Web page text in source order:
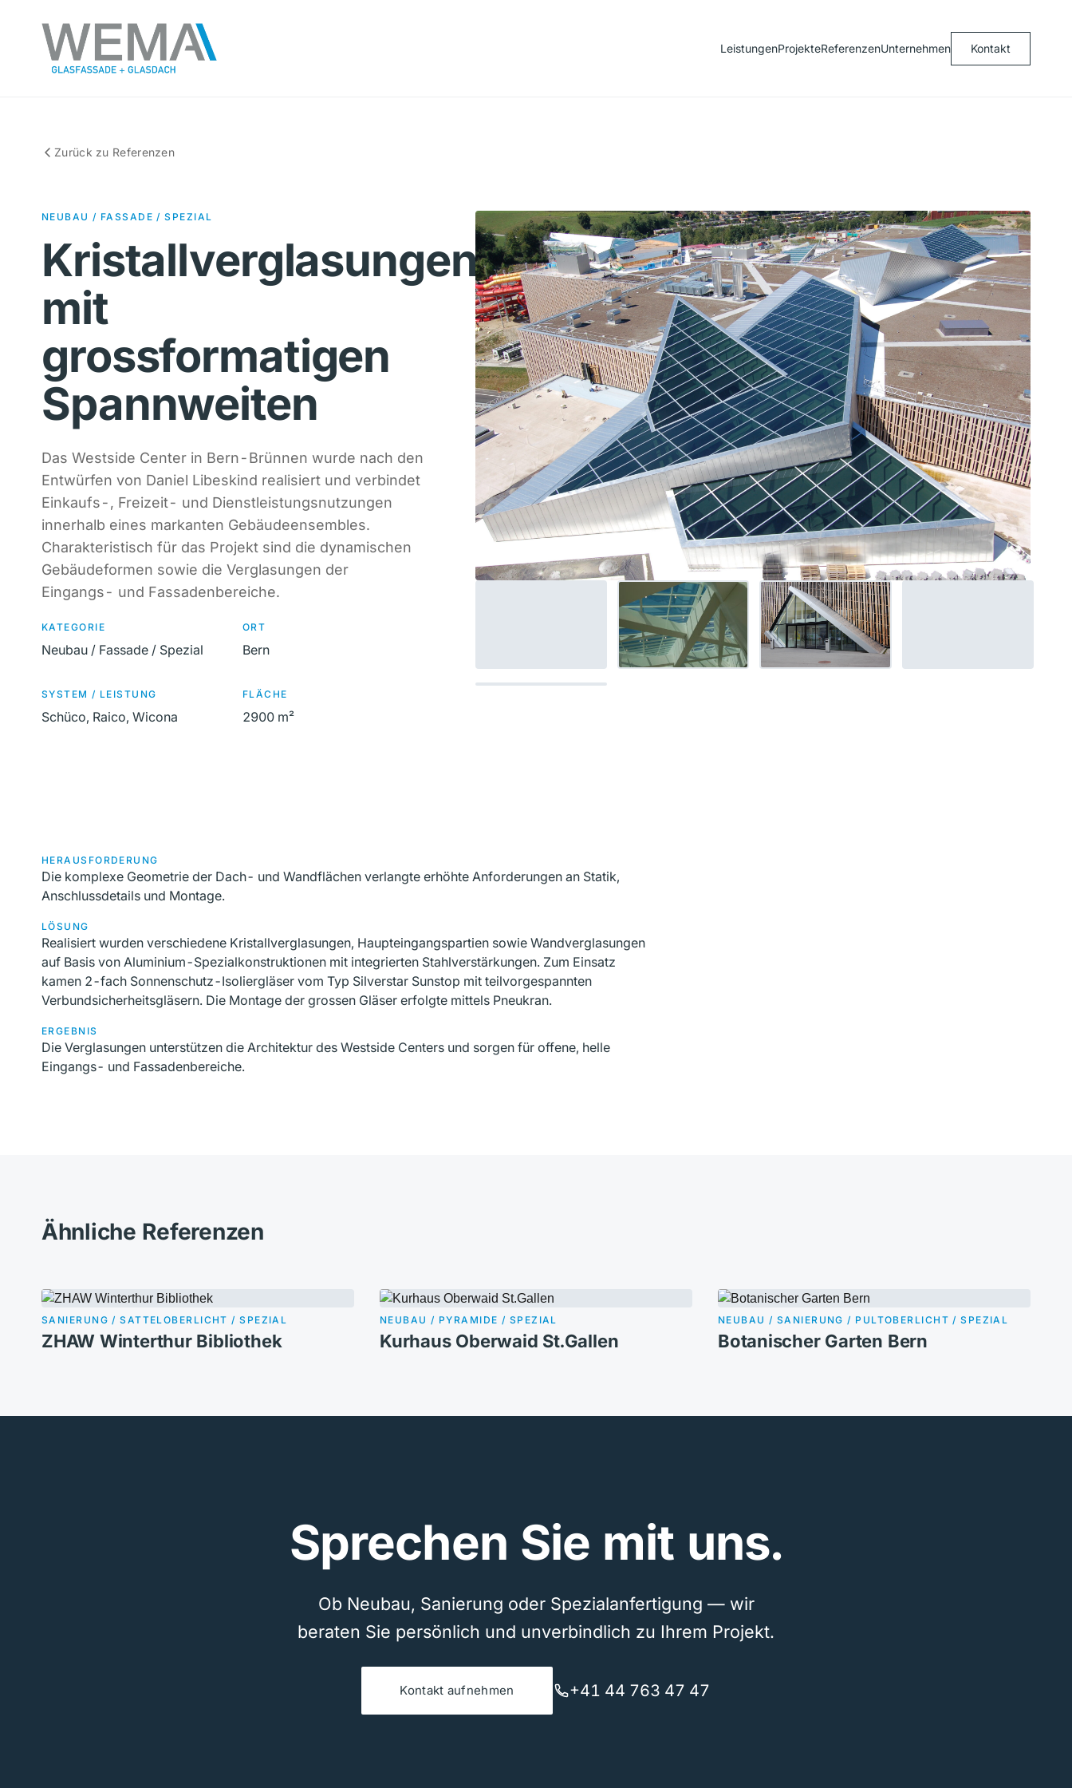
primary
navigation
main
content
LeistungenProjekteReferenzenUnternehmen Kontakt
Zurück zu Referenzen
NEUBAU / FASSADE / SPEZIAL
Kristallverglasungen
mit
grossformatigen
Spannweiten
Das Westside Center in Bern-Brünnen wurde nach den
Entwürfen von Daniel Libeskind realisiert und verbindet
Einkaufs-, Freizeit- und Dienstleistungsnutzungen
innerhalb eines markanten Gebäudeensembles.
Charakteristisch für das Projekt sind die dynamischen
Gebäudeformen sowie die Verglasungen der
Eingangs- und Fassadenbereiche.
KATEGORIE
Neubau / Fassade / Spezial
ORT
Bern
SYSTEM / LEISTUNG
Schüco, Raico, Wicona
FLÄCHE
2900 m²
HERAUSFORDERUNG
Die komplexe Geometrie der Dach- und Wandflächen verlangte erhöhte Anforderungen an Statik,
Anschlussdetails und Montage.
LÖSUNG
Realisiert wurden verschiedene Kristallverglasungen, Haupteingangspartien sowie Wandverglasungen
auf Basis von Aluminium-Spezialkonstruktionen mit integrierten Stahlverstärkungen. Zum Einsatz
kamen 2-fach Sonnenschutz-Isoliergläser vom Typ Silverstar Sunstop mit teilvorgespannten
Verbundsicherheitsgläsern. Die Montage der grossen Gläser erfolgte mittels Pneukran.
ERGEBNIS
Die Verglasungen unterstützen die Architektur des Westside Centers und sorgen für offene, helle
Eingangs- und Fassadenbereiche.
Ähnliche Referenzen
SANIERUNG / SATTELOBERLICHT / SPEZIAL
ZHAW Winterthur Bibliothek
NEUBAU / PYRAMIDE / SPEZIAL
Kurhaus Oberwaid St.Gallen
NEUBAU / SANIERUNG / PULTOBERLICHT / SPEZIAL
Botanischer Garten Bern
Sprechen Sie mit uns.
Ob Neubau, Sanierung oder Spezialanfertigung — wir
beraten Sie persönlich und unverbindlich zu Ihrem Projekt.
Kontakt aufnehmen +41 44 763 47 47